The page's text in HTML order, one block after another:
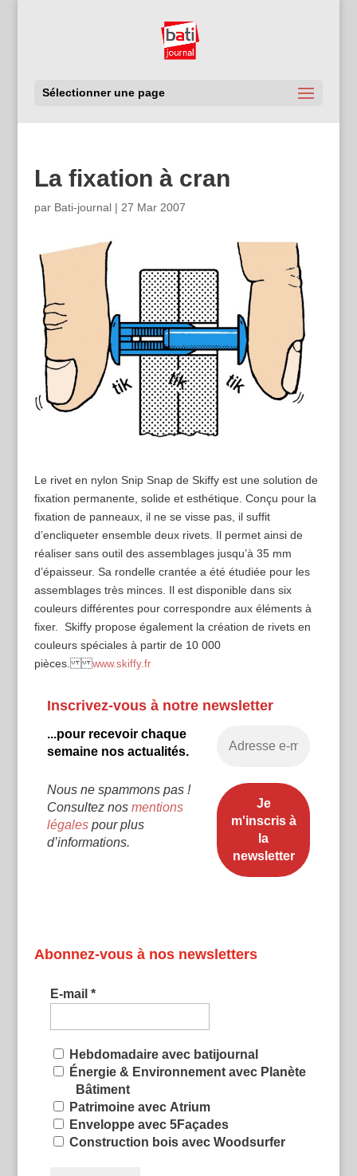
Sélectionner une page
La fixation à cran
par Bati-journal| 27 Mar 2007
Le rivet en nylon Snip Snap de Skiffy est une solution de
fixation permanente, solide et esthétique. Conçu pour la
fixation de panneaux, il ne se visse pas, il suffit
d’encliqueter ensemble deux rivets. Il permet ainsi de
réaliser sans outil des assemblages jusqu’à 35 mm
d’épaisseur. Sa rondelle crantée a été étudiée pour les
assemblages très minces. Il est disponible dans six
couleurs différentes pour correspondre aux éléments à
fixer. Skiffy propose également la création de rivets en
couleurs spéciales à partir de 10 000
pièces.www.skiffy.fr
Inscrivez-vous à notre newsletter
...pour recevoir chaque
semaine nos actualités.
Nous ne spammons pas !
Consultez nos mentions
légalespour plus
d’informations.
Abonnez-vous à nos newsletters
E-mail *
Hebdomadaire avec batijournal
Énergie & Environnement avec Planète
Bâtiment
Patrimoine avec Atrium
Enveloppe avec 5Façades
Construction bois avec Woodsurfer